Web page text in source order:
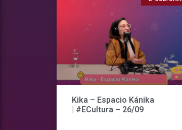
Kika – Espacio Kánika
| #ECultura – 26/09